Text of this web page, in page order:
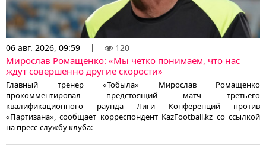
06 авг. 2026, 09:59 120
Мирослав Ромащенко: «Мы четко понимаем, что нас
ждут совершенно другие скорости»
Главный тренер «Тобыла» Мирослав Ромащенко
прокомментировал предстоящий матч третьего
квалификационного раунда Лиги Конференций против
«Партизана», сообщает корреспондент KazFootball.kz со ссылкой
на пресс-службу клуба: